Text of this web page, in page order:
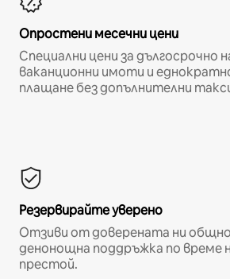
Опростени месечни цени
Специални цени за дългосрочно
ваканционни имоти и
плащане без допълнителни
Резервирайте уверено
Отзиви от доверената ни
денонощна поддръжка по време
престой.